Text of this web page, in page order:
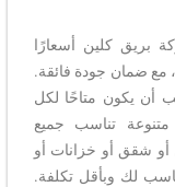
كلين أسعارًا
الواحدة، مع ضمان جودة فائقة.
أن يكون متاحًا لكل
تناسب جميع
أو شقق أو خزانات أو
لك وبأقل تكلفة.